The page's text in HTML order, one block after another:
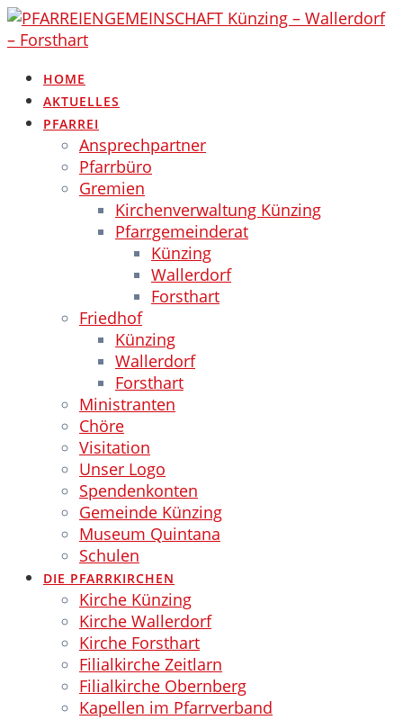
Skip
to
HOME
AKTUELLES
PFARREI
Ansprechpartner
Pfarrbüro
Gremien
Kirchenverwaltung Künzing
Pfarrgemeinderat
Künzing
Wallerdorf
Forsthart
Friedhof
Künzing
Wallerdorf
Forsthart
Ministranten
Chöre
Visitation
Unser Logo
Spendenkonten
Gemeinde Künzing
Museum Quintana
Schulen
DIE PFARRKIRCHEN
Kirche Künzing
Kirche Wallerdorf
Kirche Forsthart
Filialkirche Zeitlarn
Filialkirche Obernberg
Kapellen im Pfarrverband